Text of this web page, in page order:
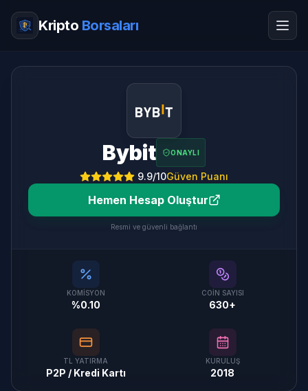
Kripto Borsaları
Bybit ONAYLI
9.9/10Güven Puanı
Hemen Hesap Oluştur
Resmi ve güvenli bağlantı
KOMISYON
%0.10
COIN SAYISI
630+
TL YATIRMA
P2P / Kredi Kartı
KURULUŞ
2018